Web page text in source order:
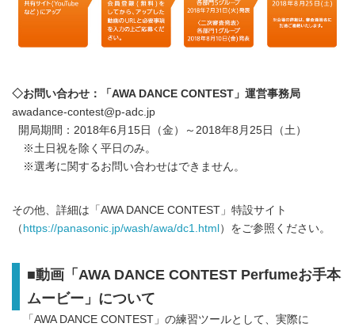
◇お問い合わせ：「AWA DANCE CONTEST」運営事務局
awadance-contest@p-adc.jp
開局期間：2018年6月15日（金）～2018年8月25日（土）
※土日祝を除く平日のみ。
※選考に関するお問い合わせはできません。
その他、詳細は「AWA DANCE CONTEST」特設サイト
（ https://panasonic.jp/wash/awa/dc1.html ）をご参照ください。
■動画「AWA DANCE CONTEST Perfumeお手本
ムービー」について
「AWA DANCE CONTEST」の練習ツールとして、実際に